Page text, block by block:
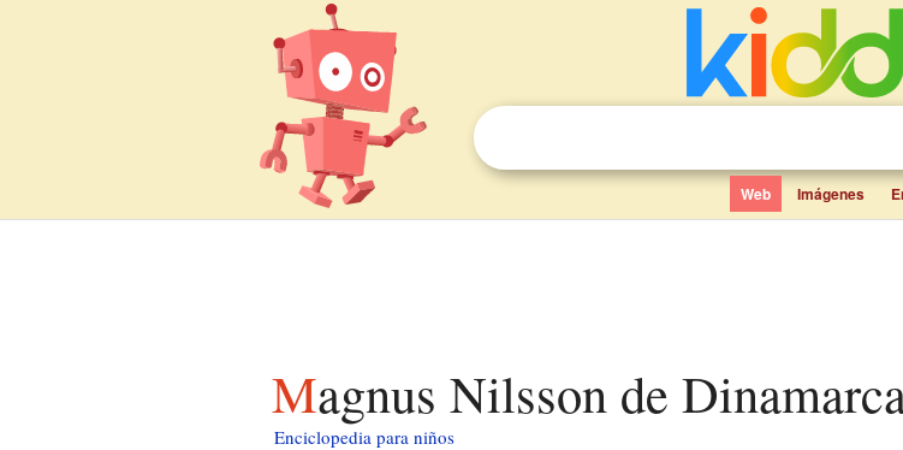
Web Imágenes
Magnus Nilsson de
Enciclopedia para niños